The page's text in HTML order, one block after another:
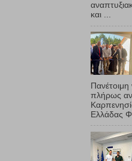
και ...
πλήρως
Ελλάδας